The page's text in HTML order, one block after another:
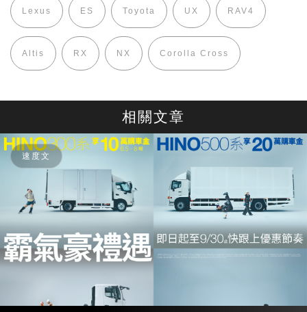
Lexus ES Toyota UX RAV4
Altis RX NX Corolla Cross
相關文章
速度文